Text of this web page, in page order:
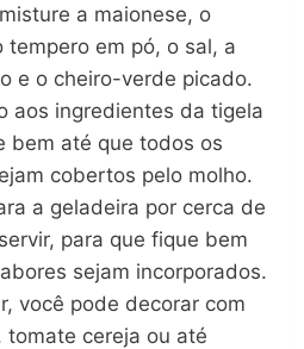
a maionese, o
tempero em pó, o sal, a
e o cheiro-verde picado.
aos ingredientes da tigela
bem até que todos os
cobertos pelo molho.
a geladeira por cerca de
para que fique bem
sejam incorporados.
você pode decorar com
cereja ou até